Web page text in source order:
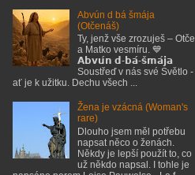
Abvún d bá šmája
(Otčenáš)
Ty, jenž vše zrozuješ – Otče
a Matko vesmíru. 💙
𝗔𝗯𝘃𝘂́𝗻 𝗱-𝗯𝗮́-𝘀̌𝗺𝗮́𝗷𝗮
Soustřeď v nás své Světlo -
ať je k užitku. Dechu všech ...
Žena je vzácná (Woman's
rare)
Dlouho jsem měl potřebu
napsat něco o ženách.
Někdy je lepší použít to, co
už někdo napsal. I tohle je